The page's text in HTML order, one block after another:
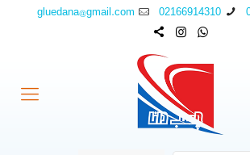
02166914310
gluedana@gmail.com